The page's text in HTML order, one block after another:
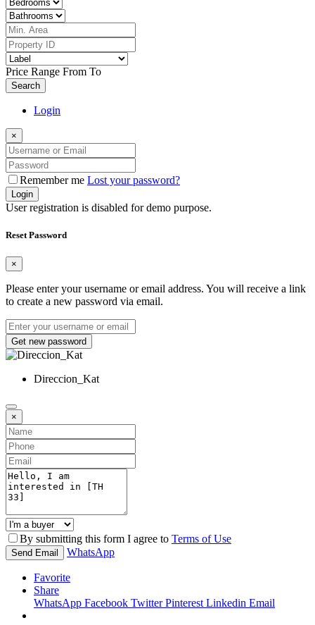
Price Range From To
Search
Login
×
Remember me Lost your password?
Login
User registration is disabled for demo purpose.
Reset Password
×
Please enter your username or email address. You will receive a link
to create a new password via email.
Get new password
Direccion_Kat
×
By submitting this form I agree to Terms of Use
Send Email WhatsApp
Favorite
Share
WhatsApp Facebook TwitterPinterest Linkedin Email